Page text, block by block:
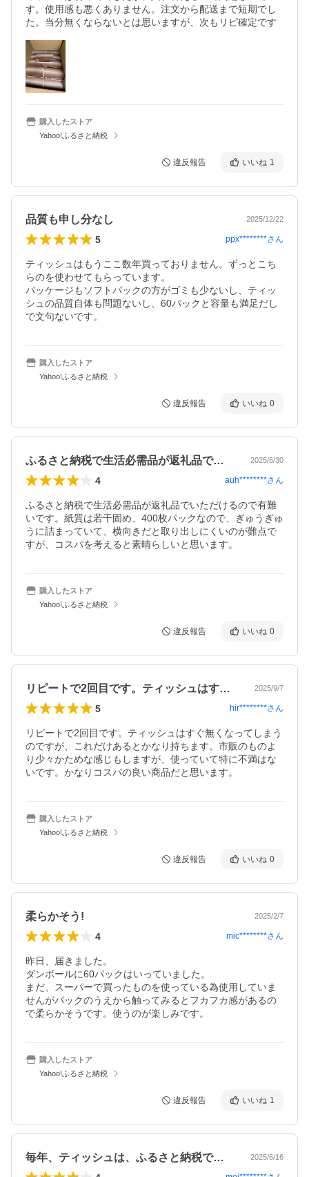
す。使用感も悪くありません。注文から配送まで短期でし
た。当分無くならないとは思いますが、次もリピ確定です
購入したストア
Yahoo!ふるさと納税
違反報告 いいね 1
品質も申し分なし 2025/12/22
5 ppx********さん
ティッシュはもうここ数年買っておりません。ずっとこち
らのを使わせてもらっています。
パッケージもソフトパックの方がゴミも少ないし、ティッ
シュの品質自体も問題ないし、60パックと容量も満足だし
で文句ないです。
購入したストア
Yahoo!ふるさと納税
違反報告 いいね 0
ふるさと納税で生活必需品が返礼品でいた… 2025/6/30
4 auh********さん
ふるさと納税で生活必需品が返礼品でいただけるので有難
いです。紙質は若干固め、400枚パックなので、ぎゅうぎゅ
うに詰まっていて、横向きだと取り出しにくいのが難点で
すが、コスパを考えると素晴らしいと思います。
購入したストア
Yahoo!ふるさと納税
違反報告 いいね 0
リピートで2回目です。ティッシュはすぐ… 2025/9/7
5 hir********さん
リピートで2回目です。ティッシュはすぐ無くなってしまう
のですが、これだけあるとかなり持ちます。市販のものよ
り少々かためな感じもしますが、使っていて特に不満はな
いです。かなりコスパの良い商品だと思います。
購入したストア
Yahoo!ふるさと納税
違反報告 いいね 0
柔らかそう! 2025/2/7
4 mic********さん
昨日、届きました。
ダンボールに60パックはいっていました。
まだ、スーパーで買ったものを使っている為使用していま
せんがパックのうえから触ってみるとフカフカ感があるの
で柔らかそうです。使うのが楽しみです。
購入したストア
Yahoo!ふるさと納税
違反報告 いいね 1
毎年、ティッシュは、ふるさと納税で買わ… 2025/6/16